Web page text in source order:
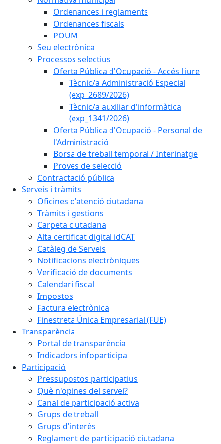
Ordenances i reglaments
Ordenances fiscals
POUM
Seu electrònica
Processos selectius
Oferta Pública d'Ocupació - Accés lliure
Tècnic/a Administració Especial
(exp_2689/2026)
Tècnic/a auxiliar d'informàtica
(exp_1341/2026)
Oferta Pública d'Ocupació - Personal de
l'Administració
Borsa de treball temporal / Interinatge
Proves de selecció
Contractació pública
Serveis i tràmits
Oficines d'atenció ciutadana
Tràmits i gestions
Carpeta ciutadana
Alta certificat digital idCAT
Catàleg de Serveis
Notificacions electròniques
Verificació de documents
Calendari fiscal
Impostos
Factura electrònica
Finestreta Única Empresarial (FUE)
Transparència
Portal de transparència
Indicadors infoparticipa
Participació
Pressupostos participatius
Què n'opines del servei?
Canal de participació activa
Grups de treball
Grups d'interès
Reglament de participació ciutadana